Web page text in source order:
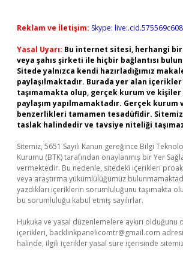
Reklam ve İletişim: Skype:
Yasal Uyarı: Bu internet sitesi, herhangi
veya şahıs şirketi ile hiçbir bağlantısı
Sitede yalnızca kendi hazırladığımız
paylaşılmaktadır. Burada yer alan
taşımamakta olup, gerçek kurum ve kişiler
paylaşım yapılmamaktadır. Gerçek
benzerlikleri tamamen tesadüfidir.
taslak halindedir ve tavsiye niteliği
Sitemiz, 5651 Sayılı Kanun gereğince Bilgi
Kurumu (BTK) tarafından onaylanmış bir Yer
vermektedir. Bu nedenle, sitedeki içerikleri
veya araştırma yükümlülüğümüz
yazdıkları içeriklerin sorumluluğunu taşımakta
bu sorumluluğu kabul etmiş sayılırlar.
Hukuka ve yasal düzenlemelere aykırı olduğunu
içerikleri, backlinkpanelicomtr@gmail.com
halinde, ilgili içerikler yasal süre içerisinde